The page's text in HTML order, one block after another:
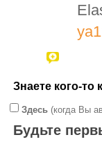
Знаете кого-то
Здесь (когда Вы
Будьте